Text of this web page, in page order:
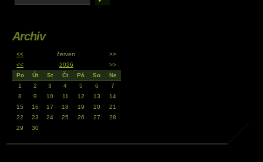
Archiv
<< červen
>>
<<
2026
>>
Po
Út St Čt Pá So
Ne
1
2 3 4 5 6
7
8
9 10 11 12 13
14
15
16 17 18 19 20
21
22
23 24 25 26 27
28
29
30